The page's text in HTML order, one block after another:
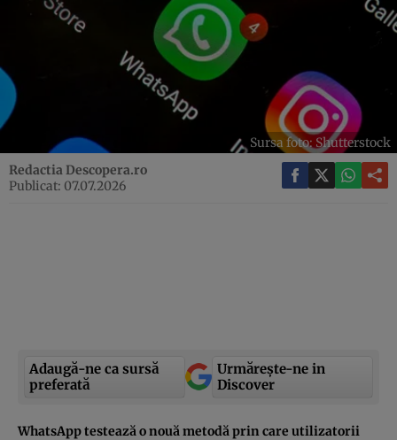
Sursa foto: Shutterstock
Redactia Descopera.ro
Publicat: 07.07.2026
Adaugă-ne ca sursă
preferată
Urmărește-ne in
Discover
WhatsApp testează o nouă metodă prin care utilizatorii